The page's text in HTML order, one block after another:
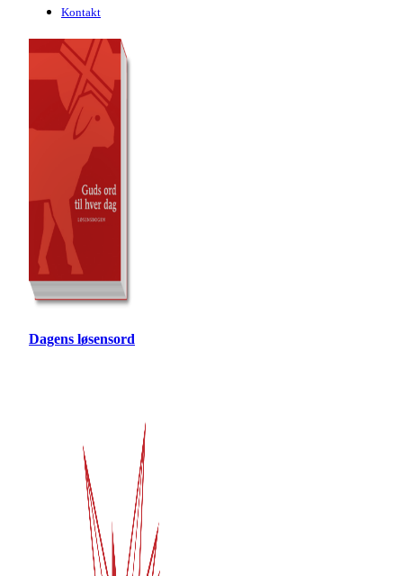
Kontakt
Dagens løsensord